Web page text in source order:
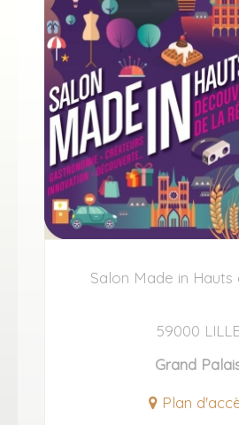
Salon Made in Hauts
59000 LILLE
Grand
Plan